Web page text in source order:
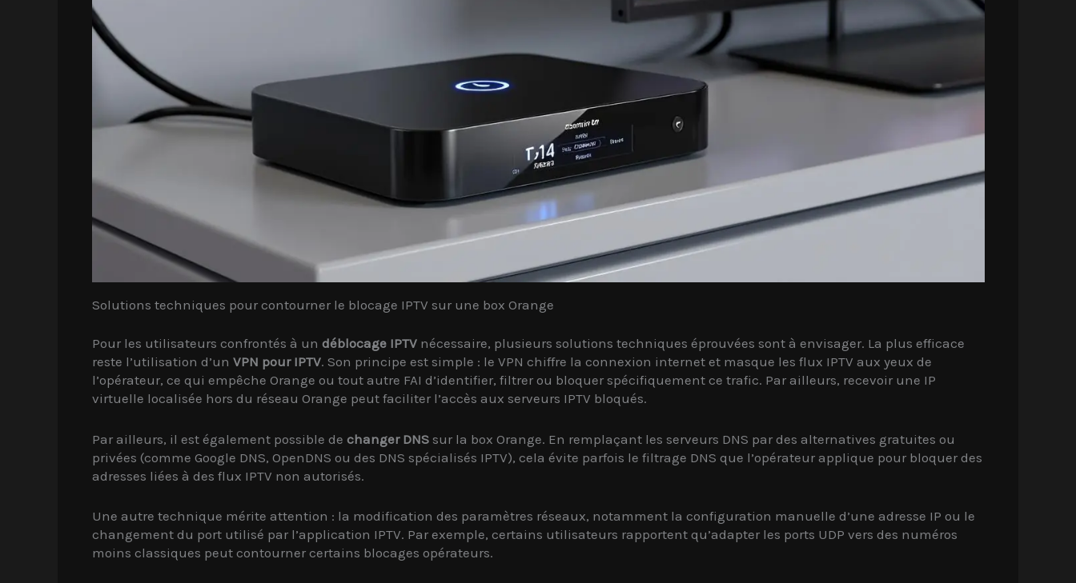
Solutions techniques pour contourner le blocage IPTV sur une box Orange
Pour les utilisateurs confrontés à un déblocage IPTVnécessaire, plusieurs solutions techniques éprouvées sont à envisager. La plus efficace
reste l’utilisation d’un VPN pour IPTV. Son principe est simple : le VPN chiffre la connexion internet et masque les flux IPTV aux yeux de
l’opérateur, ce qui empêche Orange ou tout autre FAI d’identifier, filtrer ou bloquer spécifiquement ce trafic. Par ailleurs, recevoir une IP
virtuelle localisée hors du réseau Orange peut faciliter l’accès aux serveurs IPTV bloqués.
Par ailleurs, il est également possible de changer DNSsur la box Orange. En remplaçant les serveurs DNS par des alternatives gratuites ou
privées (comme Google DNS, OpenDNS ou des DNS spécialisés IPTV), cela évite parfois le filtrage DNS que l’opérateur applique pour bloquer des
adresses liées à des flux IPTV non autorisés.
Une autre technique mérite attention : la modification des paramètres réseaux, notamment la configuration manuelle d’une adresse IP ou le
changement du port utilisé par l’application IPTV. Par exemple, certains utilisateurs rapportent qu’adapter les ports UDP vers des numéros
moins classiques peut contourner certains blocages opérateurs.